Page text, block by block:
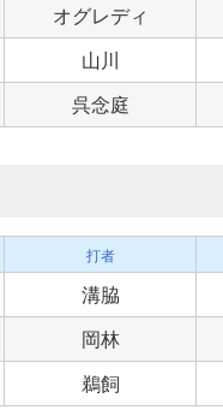
オグレディ
山川
呉念庭
打者
溝脇
岡林
鵜飼